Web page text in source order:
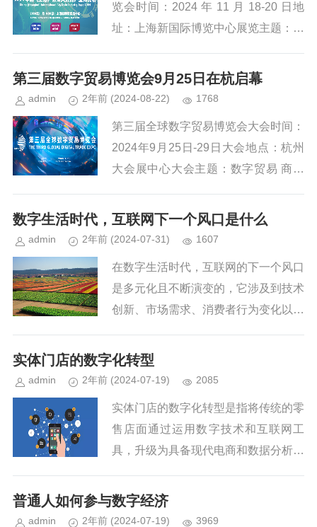
览会时间：2024 年 11 月 18-20 日地
址：上海新国际博览中心展览主题：创
50,000 平米、专业观众 60,000...
第三届数字贸易博览会9月25日在杭启幕
admin 2年前 (2024-08-22) 1768
第三届全球数字贸易博览会大会时间：
2024年9月25日-29日大会地点：杭州
大会展中心大会主题：数字贸易 商通
n/ 第三届数贸会由上届的7个馆...
数字生活时代，互联网下一个风口是什么
admin 2年前 (2024-07-31) 1607
在数字生活时代，互联网的下一个风口
是多元化且不断演变的，它涉及到技术
创新、市场需求、消费者行为变化以及
些可能成为互联网下一个风口的领域：
实体门店的数字化转型
admin 2年前 (2024-07-19) 2085
实体门店的数字化转型是指将传统的零
售店面通过运用数字技术和互联网工
具，升级为具备现代电商和数据分析能
客的购物体验，还帮助商家更有效地管
普通人如何参与数字经济
admin 2年前 (2024-07-19) 3969